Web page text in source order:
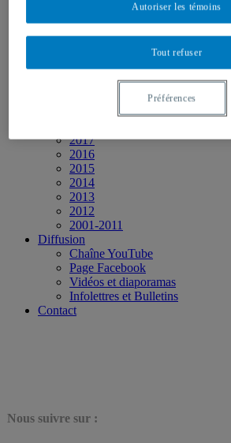
2025
2024
2022
2017
2016
2015
2014
2013
2012
2001-2011
Diffusion
Chaîne YouTube
Page Facebook
Vidéos et diaporamas
Infolettres et Bulletins
Contact
Nous suivre sur :
Tout refuser
Autoriser les témoins
Préférences